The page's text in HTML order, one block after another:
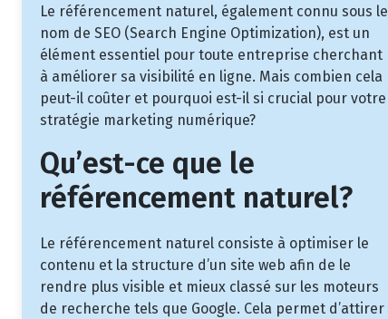
Le référencement naturel, également connu sous le
nom de SEO (Search Engine Optimization), est un
élément essentiel pour toute entreprise cherchant
à améliorer sa visibilité en ligne. Mais combien cela
peut-il coûter et pourquoi est-il si crucial pour votre
stratégie marketing numérique?
Qu’est-ce que le
référencement naturel?
Le référencement naturel consiste à optimiser le
contenu et la structure d’un site web afin de le
rendre plus visible et mieux classé sur les moteurs
de recherche tels que Google. Cela permet d’attirer